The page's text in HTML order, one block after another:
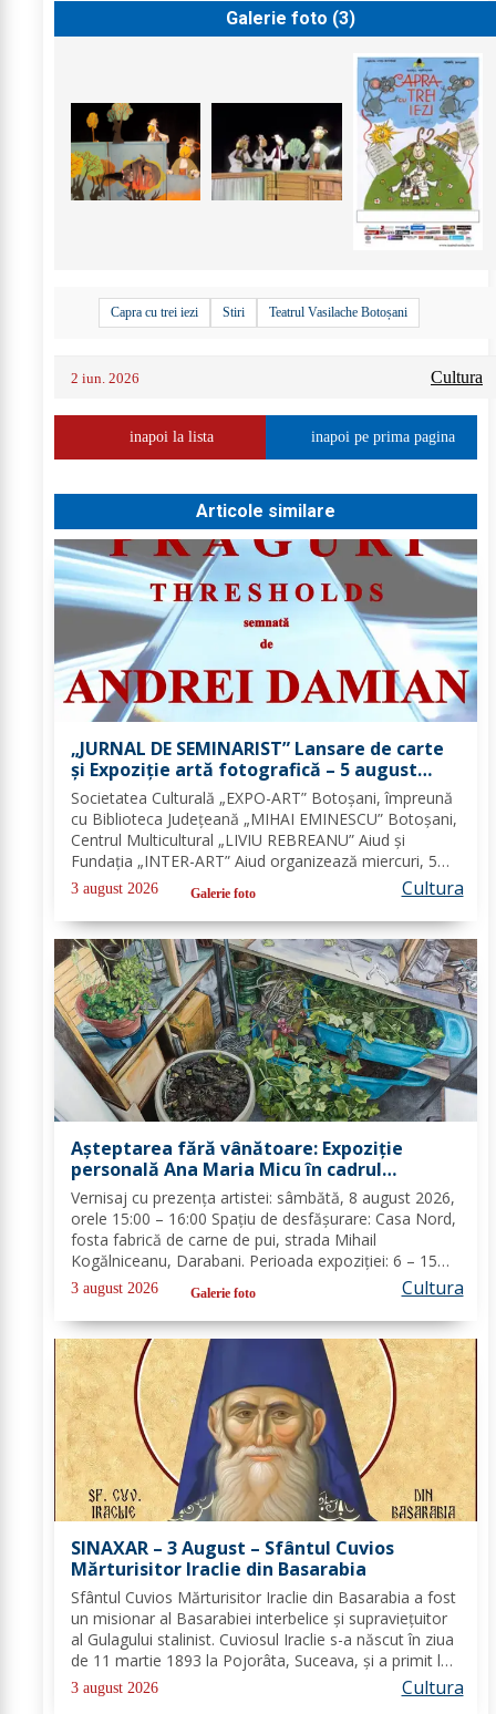
Galerie foto (3)
Capra cu trei iezi Stiri Teatrul Vasilache Botoșani
2 iun. 2026 Cultura
inapoi la lista inapoi pe prima pagina
Articole similare
„JURNAL DE SEMINARIST” Lansare de carte
și Expoziție artă fotografică – 5 august
2026
Societatea Culturală „EXPO-ART” Botoșani, împreună
cu Biblioteca Județeană „MIHAI EMINESCU” Botoșani,
Centrul Multicultural „LIVIU REBREANU” Aiud și
Fundația „INTER-ART” Aiud organizează miercuri, 5
august 2026, la ora 17 în Sala de lectură a Bibliotecii
Județene „MIHAI EMINESCU” Botoșani lansarea...
3 august 2026 Galerie foto Cultura
Așteptarea fără vânătoare: Expoziție
personală Ana Maria Micu în cadrul
festivalului Zilele Nordului 2026
Vernisaj cu prezența artistei: sâmbătă, 8 august 2026,
orele 15:00 – 16:00 Spațiu de desfășurare: Casa Nord,
fosta fabrică de carne de pui, strada Mihail
Kogălniceanu, Darabani. Perioada expoziției: 6 – 15
august 2026 Program de vizitare în timpul zilelor de
festival (6 – 9 august): zilnic, orele...
3 august 2026 Galerie foto Cultura
SINAXAR – 3 August – Sfântul Cuvios
Mărturisitor Iraclie din Basarabia
Sfântul Cuvios Mărturisitor Iraclie din Basarabia a fost
un misionar al Basarabiei interbelice și supraviețuitor
al Gulagului stalinist. Cuviosul Iraclie s-a născut în ziua
de 11 martie 1893 la Pojorâta, Suceava, și a primit la
botez numele de Ioan. În 1917, după ce a fost eliberat
din prizonierat,...
3 august 2026 Cultura